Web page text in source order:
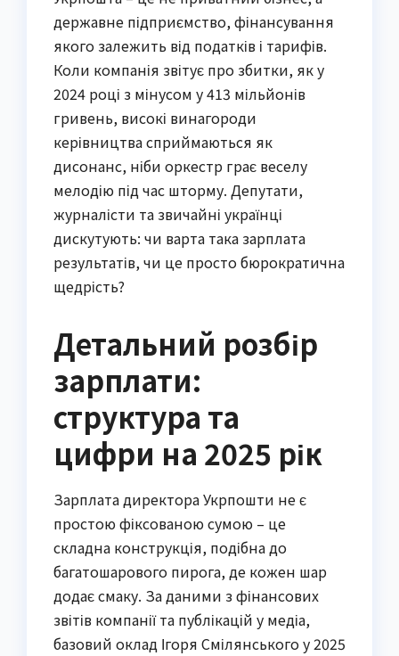
державне підприємство, фінансування
якого залежить від податків і тарифів.
Коли компанія звітує про збитки, як у
2024 році з мінусом у 413 мільйонів
гривень, високі винагороди
керівництва сприймаються як
дисонанс, ніби оркестр грає веселу
мелодію під час шторму. Депутати,
журналісти та звичайні українці
дискутують: чи варта така зарплата
результатів, чи це просто бюрократична
щедрість?
Детальний розбір
зарплати:
структура та
цифри на 2025 рік
Зарплата директора Укрпошти не є
простою фіксованою сумою – це
складна конструкція, подібна до
багатошарового пирога, де кожен шар
додає смаку. За даними з фінансових
звітів компанії та публікацій у медіа,
базовий оклад Ігоря Смілянського у 2025